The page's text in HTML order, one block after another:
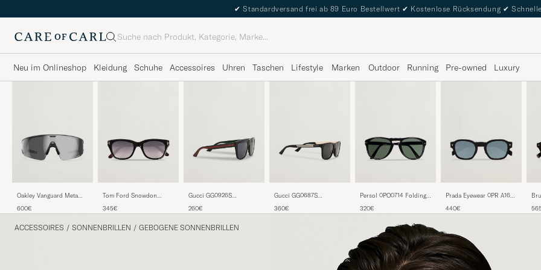
✔ Standardversand frei ab 89 Euro Bestellwert ✔ Kostenlose Rücksendung ✔
Suche
Neu im Onlineshop Kleidung Schuhe Accessoires Uhren Taschen Lifestyle Marken Outdoor Running Pre-owned Luxury
Oakley Vanguard Meta
600€
Tom Ford Snowdon
345€
Gucci GG0926S
260€
Gucci GG0687S
360€
Persol 0PO0714 Folding
Green
320€
Prada Eyewear 0PR A16S
440€
ACCESSOIRES / SONNENBRILLEN / GEBOGENE SONNENBRILLEN